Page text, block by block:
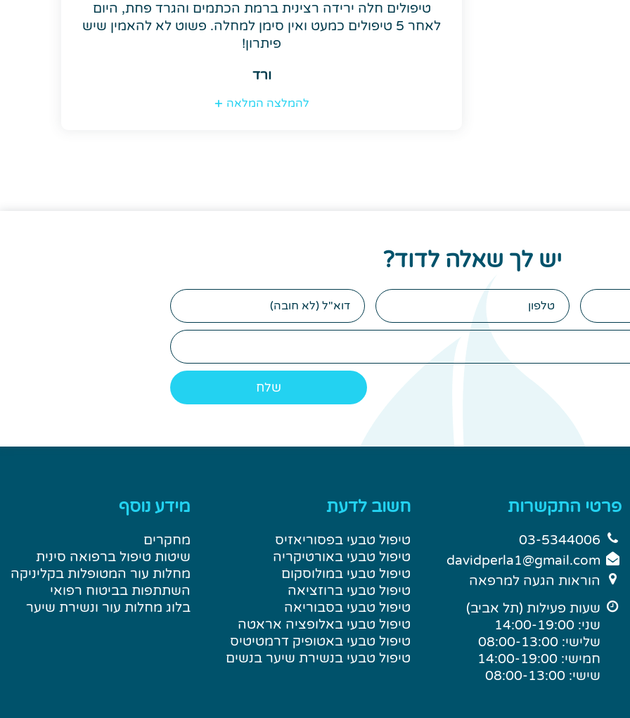
ורד
טיפולים חלה ירידה רצינית ברמת הכתמים והגרד פחת, היום
לאחר 5 טיפולים כמעט ואין סימן למחלה. פשוט לא להאמין שיש
פיתרון!
להמלצה המלאה
יש לך שאלה לדוד?
פרטי התקשרות
03-5344006
davidperla1@gmail.com
הוראות הגעה למרפאה
שעות פעילות (תל אביב)
שני: 14:00-19:00
שלישי: 08:00-13:00
חמישי: 14:00-19:00
שישי: 08:00-13:00
חשוב לדעת
טיפול טבעי בפסוריאזיס
טיפול טבעי באורטיקריה
טיפול טבעי במולוסקום
טיפול טבעי ברוזציאה
טיפול טבעי בסבוריאה
טיפול טבעי באלופציה אראטה
טיפול טבעי באטופיק דרמטיטיס
טיפול טבעי בנשירת שיער בנשים
מידע נוסף
מחקרים
שיטות טיפול ברפואה סינית
מחלות עור המטופלות בקליניקה
השתתפות בביטוח רפואי
בלוג מחלות עור ונשירת שיער